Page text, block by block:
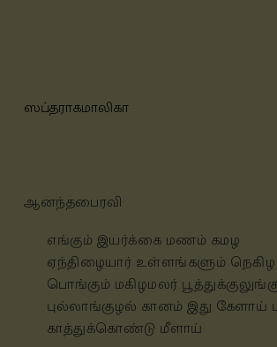
ஸப்தராகமாலிகா
ஆனந்தபைரவி
எங்கும் இயர்க்கை மணம் கமழ
ஏந்திழையார் உள்ளங்களும் நெகிழ
பொங்கும் மகிழமலர்
புல்லாங்குழல் கானம் இது கேளாய்
காத்துக்கொண்டு மீளாய்